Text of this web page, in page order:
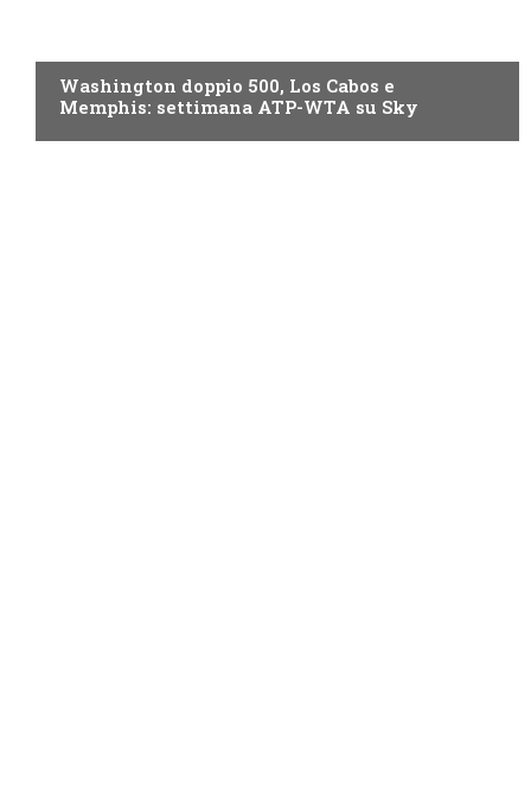
Washington doppio 500, Los Cabos e
Memphis: settimana ATP-WTA su Sky